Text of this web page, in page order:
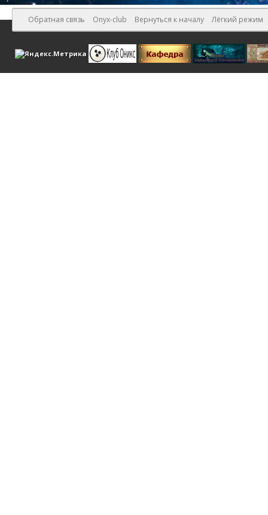
Обратная связь Onyx-club Вернуться к началу Лёгкий режим